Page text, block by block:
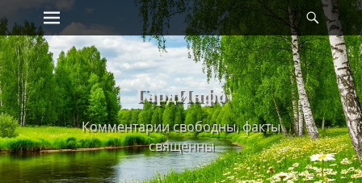
Skip
to
content
Primary Menu
ГардИнфо
Комментарии свободны, факты
священны